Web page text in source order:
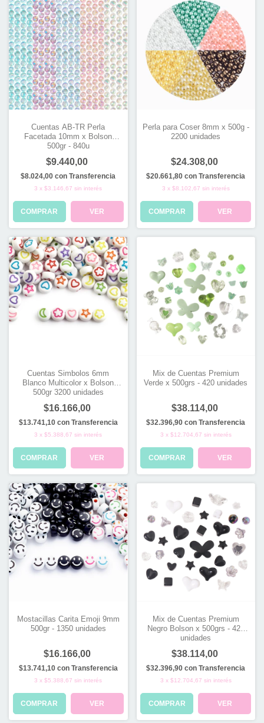
Cuentas AB-TR Perla
Facetada 10mm x Bolson
500gr - 840u
$9.440,00
$8.024,00con Transferencia
3 x$3.146,67 sin interés
COMPRAR VER
Perla para Coser 8mm x 500g -
2200 unidades
$24.308,00
$20.661,80con Transferencia
3 x $8.102,67 sin interés
COMPRAR VER
Cuentas Simbolos 6mm
Blanco Multicolor x Bolson
500gr 3200 unidades
$16.166,00
$13.741,10 con Transferencia
3 x$5.388,67 sin interés
COMPRAR VER
Mix de Cuentas Premium
Verde x 500grs - 420 unidades
$38.114,00
$32.396,90con Transferencia
3 x $12.704,67 sin interés
COMPRAR VER
Mostacillas Carita Emoji 9mm
500gr - 1350 unidades
$16.166,00
$13.741,10 con Transferencia
3 x$5.388,67 sin interés
COMPRAR VER
Mix de Cuentas Premium
Negro Bolson x 500grs - 420
unidades
$38.114,00
$32.396,90con Transferencia
3 x $12.704,67 sin interés
COMPRAR VER